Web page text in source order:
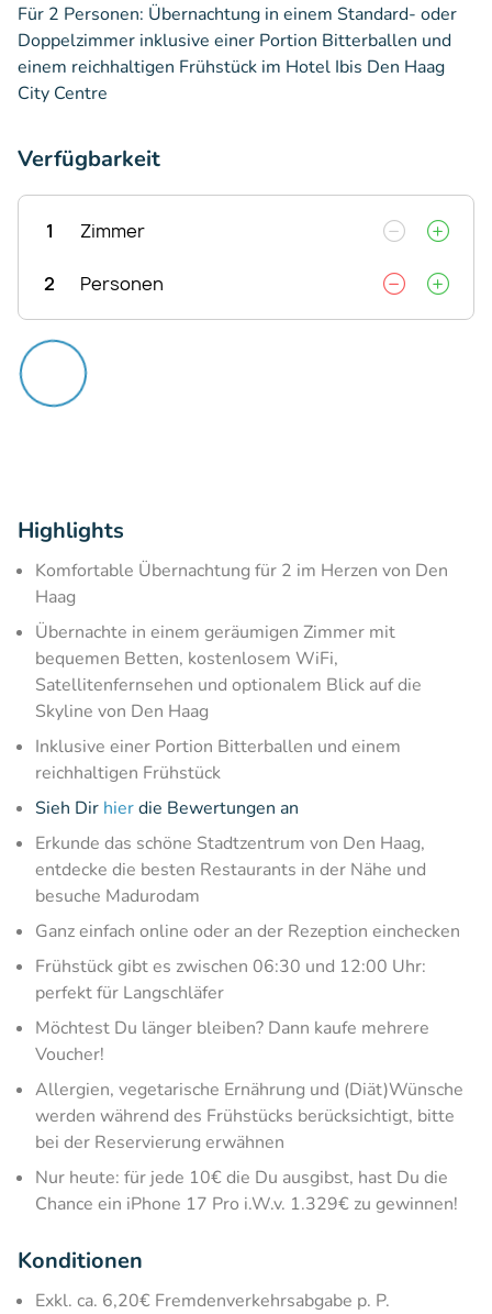
Für 2 Personen: Übernachtung in einem Standard- oder
Doppelzimmer inklusive einer Portion Bitterballen und
einem reichhaltigen Frühstück im Hotel Ibis Den Haag
City Centre
Verfügbarkeit
1 Zimmer
2 Personen
Highlights
Komfortable Übernachtung für 2 im Herzen von Den
Haag
Übernachte in einem geräumigen Zimmer mit
bequemen Betten, kostenlosem WiFi,
Satellitenfernsehen und optionalem Blick auf die
Skyline von Den Haag
Inklusive einer Portion Bitterballen und einem
reichhaltigen Frühstück
Sieh Dir hierdie Bewertungen an
Erkunde das schöne Stadtzentrum von Den Haag,
entdecke die besten Restaurants in der Nähe und
besuche Madurodam
Ganz einfach online oder an der Rezeption einchecken
Frühstück gibt es zwischen 06:30 und 12:00 Uhr:
perfekt für Langschläfer
Möchtest Du länger bleiben? Dann kaufe mehrere
Voucher!
Allergien, vegetarische Ernährung und (Diät)Wünsche
werden während des Frühstücks berücksichtigt, bitte
bei der Reservierung erwähnen
Nur heute: für jede 10€ die Du ausgibst, hast Du die
Chance ein iPhone 17 Pro i.W.v. 1.329€ zu gewinnen!
Konditionen
Exkl. ca. 6,20€ Fremdenverkehrsabgabe p. P.